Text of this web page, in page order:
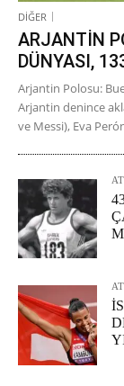
DİĞER
ARJANTİN
DÜNYASI,
Arjantin Polosu:
Arjantin denince
ve Messi), Eva